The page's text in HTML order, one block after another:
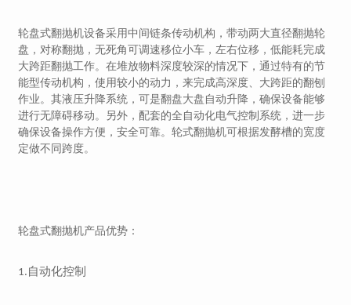
轮盘式翻抛机设备采用中间链条传动机构，带动两大直径翻抛轮
盘，对称翻抛，无死角可调速移位小车，左右位移，低能耗完成
大跨距翻抛工作。在堆放物料深度较深的情况下，通过特有的节
能型传动机构，使用较小的动力，来完成高深度、大跨距的翻刨
作业。其液压升降系统，可是翻盘大盘自动升降，确保设备能够
进行无障碍移动。另外，配套的全自动化电气控制系统，进一步
确保设备操作方便，安全可靠。轮式翻抛机可根据发酵槽的宽度
定做不同跨度。
轮盘式翻抛机产品优势：
1. 自动化控制